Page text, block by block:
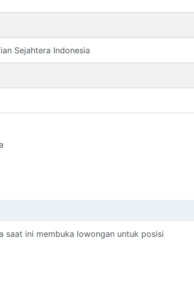
Sejahtera Indonesia
saat ini membuka lowongan untuk posisi